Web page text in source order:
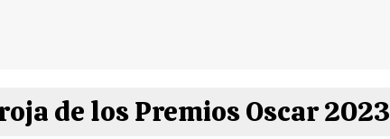
de los Premios Oscar 2023